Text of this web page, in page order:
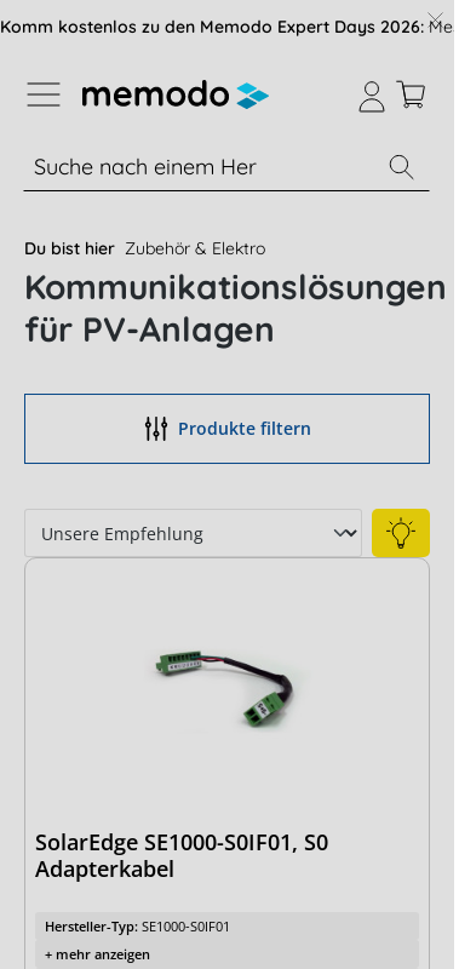
der B2B-Plattform springen
Komm kostenlos zu den Memodo Expert Days 2026:
% Sale Module Wechselrichter
Du bist hier Zubehör & Elektro
Kommunikationslösungen
für PV-Anlagen
Produkte filtern
Energiemanagement
Energiemanagementsysteme
SolarEdge SE1000-S0IF01, S0
Adapterkabel
Hersteller-Typ: SE1000-S0IF01
+ mehr anzeigen